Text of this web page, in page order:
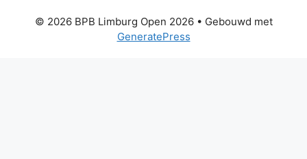
© 2026 BPB Limburg Open 2026• Gebouwd met
GeneratePress